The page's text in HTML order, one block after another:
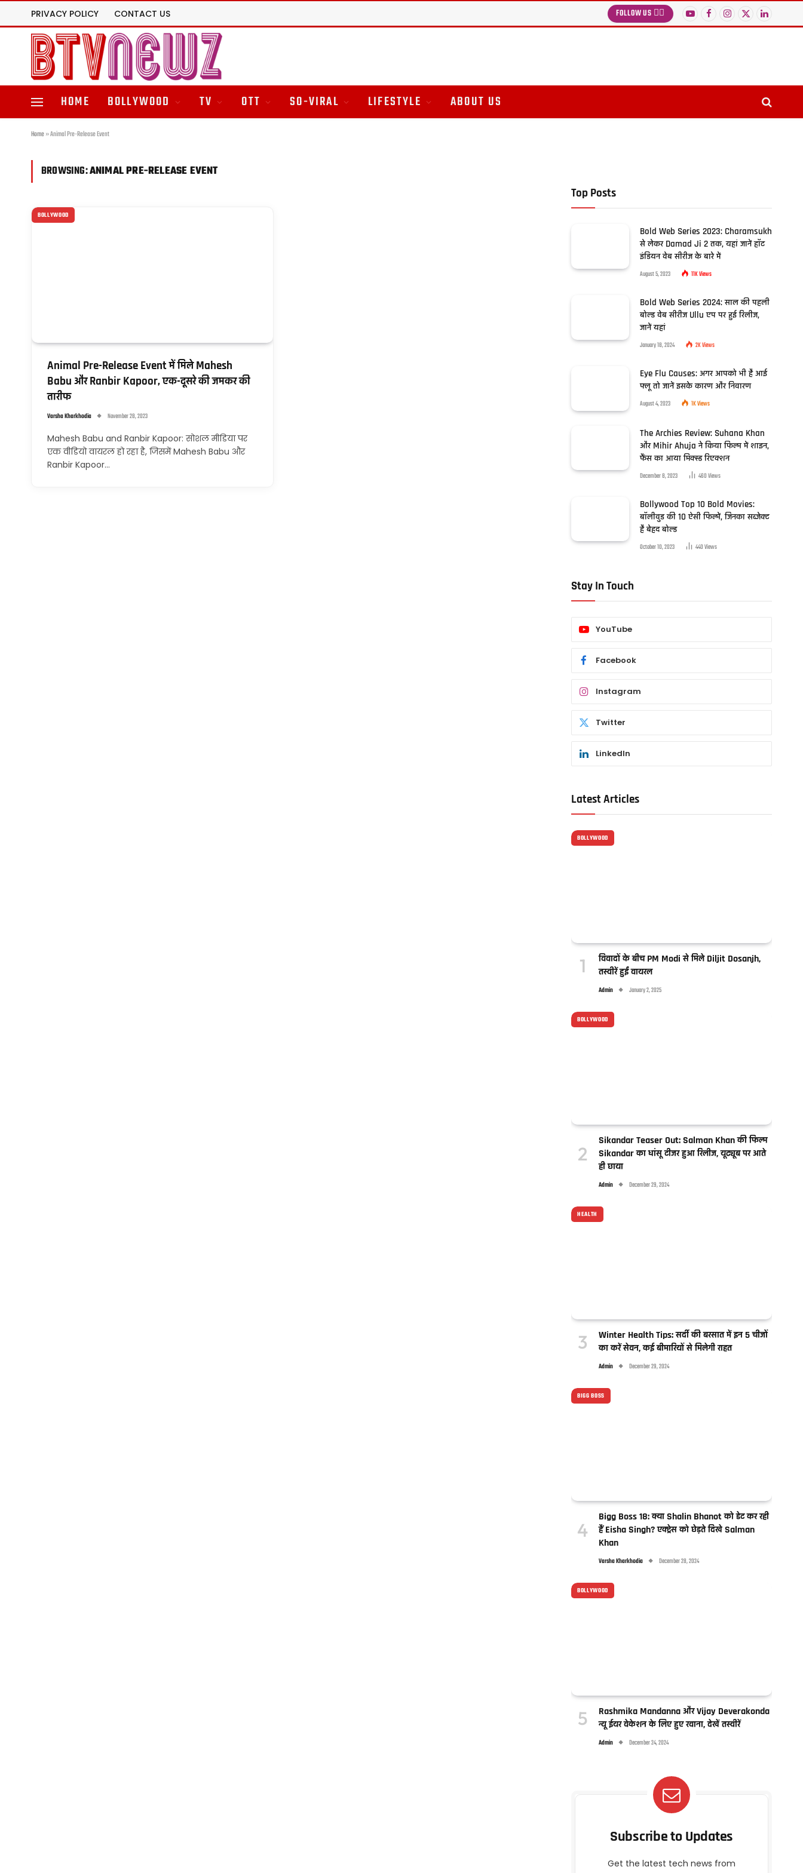
PRIVACY POLICY CONTACT US FOLLOW US 👉🏻 YouTubeFacebook
Instagram
X
(Twitter)
LinkedIn
HOME BOLLYWOOD TV OTT SO-VIRAL LIFESTYLE ABOUT US
Home»Animal Pre-Release Event
BROWSING:ANIMAL PRE-RELEASE EVENT
BOLLYWOOD
Animal Pre-Release Event में मिले Mahesh
Babu और Ranbir Kapoor, एक-दूसरे की जमकर की
तारीफ
Varsha Kharkhodia November 28, 2023
Mahesh Babu and Ranbir Kapoor: सोशल मीडिया पर
एक वीडियो वायरल हो रहा है, जिसमें Mahesh Babu और
Ranbir Kapoor…
Top Posts
Bold Web Series 2023: Charamsukh
से लेकर Damad Ji 2 तक, यहां जानें हॉट
इंडियन वेब सीरीज के बारे में
August 5, 2023 11KViews
Bold Web Series 2024: साल की पहली
बोल्ड वेब सीरीज Ullu एप पर हुई रिलीज,
जानें यहां
January 18, 2024 2KViews
Eye Flu Causes: अगर आपको भी है आई
फ्लू तो जानें इसके कारण और निवारण
August 4, 2023 1KViews
The Archies Review: Suhana Khan
और Mihir Ahuja ने किया फिल्म में शाइन,
फैंस का आया मिक्स्ड रिएक्शन
December 8, 2023 460Views
Bollywood Top 10 Bold Movies:
बॉलीवुड की 10 ऐसी फिल्में, जिनका सब्जेक्ट
है बेहद बोल्ड
October 10, 2023 440Views
Stay In Touch
YouTube
Facebook
Instagram
Twitter
LinkedIn
Latest Articles
BOLLYWOOD
विवादों के बीच PM Modi से मिले Diljit Dosanjh,
तस्वीरें हुईं वायरल
Admin January 2, 2025
BOLLYWOOD
Sikandar Teaser Out: Salman Khan की फिल्म
Sikandar का धांसू टीजर हुआ रिलीज, यूट्यूब पर आते
ही छाया
Admin December 29, 2024
HEALTH
Winter Health Tips: सर्दी की बरसात में इन 5 चीजों
का करें सेवन, कई बीमारियों से मिलेगी राहत
Admin December 29, 2024
BIGG BOSS
Bigg Boss 18: क्या Shalin Bhanot को डेट कर रही
हैं Eisha Singh? एक्ट्रेस को छेड़ते दिखे Salman
Khan
Varsha Kharkhodia December 28, 2024
BOLLYWOOD
Rashmika Mandanna और Vijay Deverakonda
न्यू ईयर वेकेशन के लिए हुए रवाना, देखें तस्वीरें
Admin December 24, 2024
Subscribe to Updates
Get the latest tech news from